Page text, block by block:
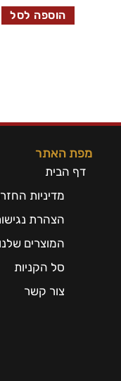
הוספה לסל
מפת האתר
דף הבית
מדיניות
הצהרת
המוצרים שלנו
סל הקניות
צור קשר